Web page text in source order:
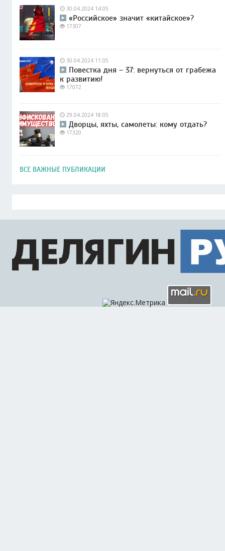
30.04.2024 14:05
«Российское» значит «китайское»?
17307
30.04.2024 11:05
Повестка дня – 37: вернуться от грабежа
к развитию!
17072
29.04.2024 18:05
Дворцы, яхты, самолеты: кому отдать?
17320
ВСЕ ВАЖНЫЕ ПУБЛИКАЦИИ